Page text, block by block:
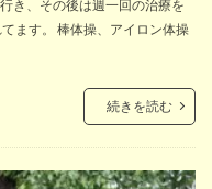
き、その後は週一回の治療を
ます。 棒体操、アイロン体操
続きを読む